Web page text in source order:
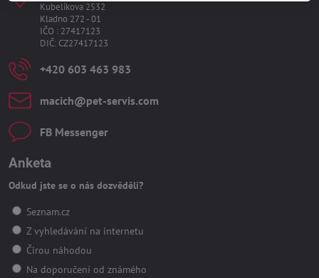
Kubelíkova 2532
Kladno 272 - 01
IČO : 27417123
DIČ: CZ27417123
+420 603 463 983
macich​@pet-servis​.com
FB Messenger
Anketa
Odkud jste se o nás dozvěděli?
Seznam.cz
Z vyhledávání na internetu
Čirou náhodou
Na doporučení od známého